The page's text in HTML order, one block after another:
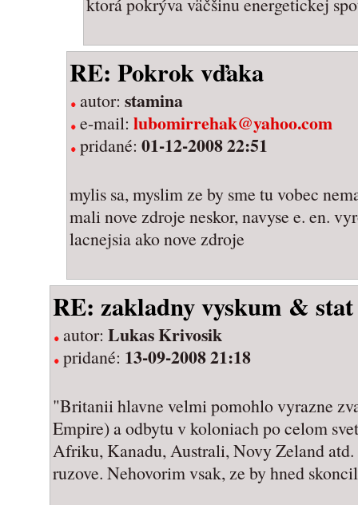
RE: Pokrok vďaka
autor: stamina
e-mail: lubomirrehak@yahoo.com
pridané: 01-12-2008 22:51
mylis sa, myslim ze by sme tu vobec
mali nove zdroje neskor, navyse e. en.
lacnejsia ako nove zdroje
RE: zakladny vyskum & stat
autor: Lukas Krivosik
pridané: 13-09-2008 21:18
"Britanii hlavne velmi pomohlo vyrazne
Empire) a odbytu v koloniach po celom
Afriku, Kanadu, Australi, Novy Zeland atd.
ruzove. Nehovorim vsak, ze by hned